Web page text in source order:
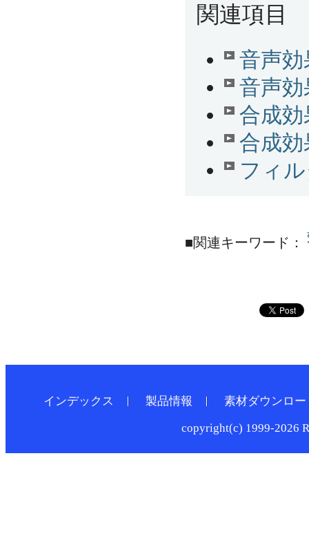
関連項目
音声効
音声
合成効
合成
フィ
■関連キーワード：
インデックス 製品情報 素材ダウンロー
copyright(c) 1999-2026